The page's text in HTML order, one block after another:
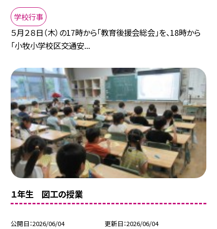
学校行事
５月２８日（木）の17時から「教育後援会総会」を、18時から
「小牧小学校区交通安...
１年生 図工の授業
公開日 2026/06/04 更新日 2026/06/04